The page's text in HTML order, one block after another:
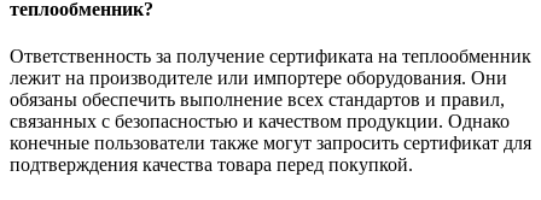
теплообменник?
Ответственность за получение сертификата на теплообменник
лежит на производителе или импортере оборудования. Они
обязаны обеспечить выполнение всех стандартов и правил,
связанных с безопасностью и качеством продукции. Однако
конечные пользователи также могут запросить сертификат для
подтверждения качества товара перед покупкой.